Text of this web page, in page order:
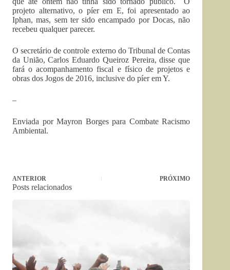
projeto alternativo, o píer em E, foi apresentado ao
Iphan, mas, sem ter sido encampado por Docas, não
recebeu qualquer parecer.
O secretário de controle externo do Tribunal de Contas
da União, Carlos Eduardo Queiroz Pereira, disse que
fará o acompanhamento fiscal e físico de projetos e
obras dos Jogos de 2016, inclusive do píer em Y.
–
Enviada por Mayron Borges para Combate Racismo
Ambiental.
ANTERIOR PRÓXIMO
Posts relacionados